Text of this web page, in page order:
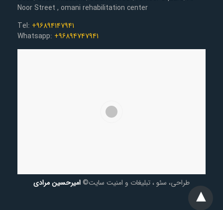
Noor Street , omani rehabilitation center
Tel: +96894147941
Whatsapp: +96894747941
طراحی، سئو ، تبلیغات و امنیت سایت©امیرحسین مرادی